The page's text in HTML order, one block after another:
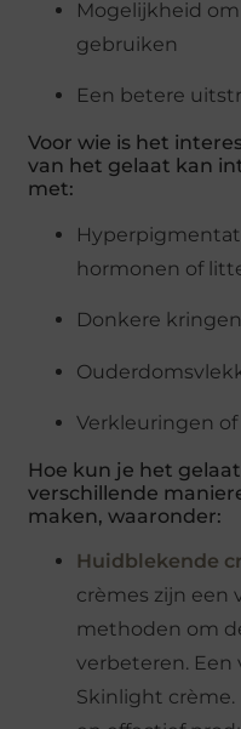
Mogelijkheid
gebruiken
Een betere
Voor wie is het
van het gelaat kan
met:
hormonen of
Donkere
Verkleuringen
Hoe kun je het
verschillende
maken, waaronder:
Huidblekende
crèmes zijn een
methoden om
verbeteren. Een
Skinlight crème.